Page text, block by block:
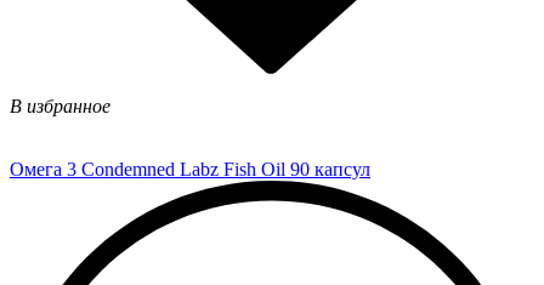
В избранное
Омега 3 Condemned Labz Fish Oil 90 капсул